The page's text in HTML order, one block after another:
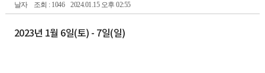
날자 조회 : 1046 2024.01.15 오후 02:55
2023년 1월 6일(토) - 7일(일)